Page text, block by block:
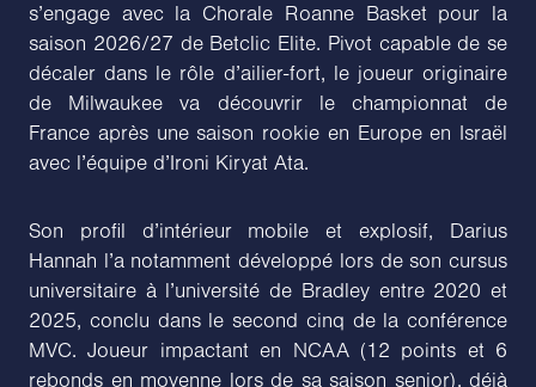
s’engage avec la Chorale Roanne Basket pour la
saison 2026/27 de Betclic Elite. Pivot capable de se
décaler dans le rôle d’ailier-fort, le joueur originaire
de Milwaukee va découvrir le championnat de
France après une saison rookie en Europe en Israël
avec l’équipe d’Ironi Kiryat Ata.
Son profil d’intérieur mobile et explosif, Darius
Hannah l’a notamment développé lors de son cursus
universitaire à l’université de Bradley entre 2020 et
2025, conclu dans le second cinq de la conférence
MVC. Joueur impactant en NCAA (12 points et 6
rebonds en moyenne lors de sa saison senior), déjà